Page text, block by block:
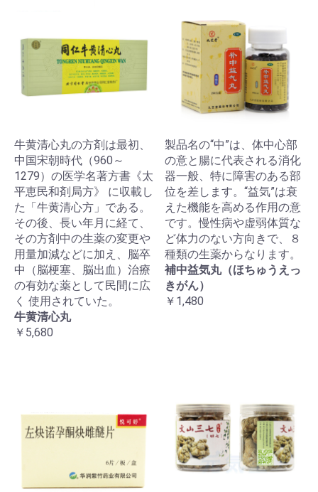
牛黄清心丸の方剤は最初、
中国宋朝時代（960～
1279）の医学名著方書《太
平恵民和剤局方》 に収載し
た「牛黄清心方」である。
その後、長い年月に経て、
その方剤中の生薬の変更や
用量加減などに加え、脳卒
中（脳梗塞、脳出血）治療
の有効な薬として民間に広
く 使用されていた。
牛黄清心丸
￥5,680
製品名の“中”は、体中心部
の意と腸に代表される消化
器一般、特に障害のある部
位を差します。“益気”は衰
えた機能を高める作用の意
です。慢性病や虚弱体質な
ど体力のない方向きで、８
種類の生薬からなります。
補中益気丸（ほちゅうえっ
きがん）
￥1,480